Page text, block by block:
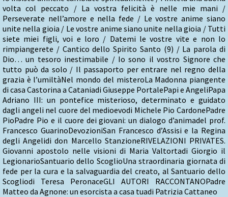
volta col peccato / La vostra felicità è nelle mie mani /
Perseverate nell’amore e nella fede / Le vostre anime siano
unite nella gioia / Le vostre anime siano unite nella gioia / Tutti
siete miei figli, voi e loro / Datemi le vostre vite e non lo
rimpiangerete / Cantico dello Spirito Santo (9) / La parola di
Dio… un tesoro inestimabile / Io sono il vostro Signore che
tutto può da solo / Il passaporto per entrare nel regno della
grazia è l’umiltàNel mondo del misteroLa Madonna piangente
di casa Castorina a Cataniadi Giuseppe PortalePapi e AngeliPapa
Adriano III: un pontefice misterioso, determinato e guidato
dagli angeli nel cuore del medioevodi Michele Pio CardonePadre
PioPadre Pio e il cuore dei giovani: un dialogo d’animadel prof.
Francesco GuarinoDevozioniSan Francesco d’Assisi e la Regina
degli Angelidi don Marcello StanzioneRIVELAZIONI PRIVATES.
Giovanni apostolo nelle visioni di Maria Valtortadi Giorgio il
LegionarioSantuario dello ScoglioUna straordinaria giornata di
fede per la cura e la salvaguardia del creato, al Santuario dello
Scogliodi Teresa PeronaceGLI AUTORI RACCONTANOPadre
Matteo da Agnone: un esorcista a casa tuadi Patrizia Cattaneo